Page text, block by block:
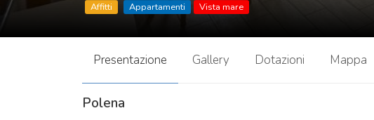
Affitti Appartamenti Vista mare
Presentazione Gallery Dotazioni Mappa
Polena